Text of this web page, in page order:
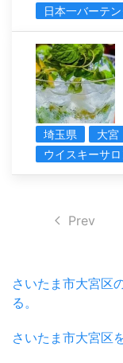
日本一バーテ
埼玉県
大宮
ウイスキーサロ
Prev
さいたま市大宮区
る。
さいたま市大宮区